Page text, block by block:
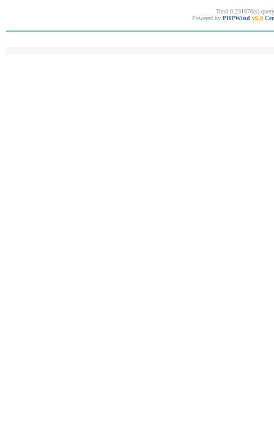
Total 0.231670(s)
Powered by PHPWind v6.0